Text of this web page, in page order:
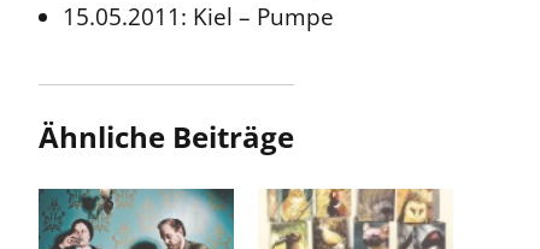
15.05.2011: Kiel – Pumpe
Ähnliche Beiträge